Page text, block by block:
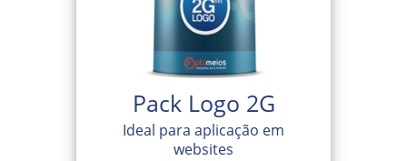
Pack Logo 2G
Ideal para aplicação em
websites